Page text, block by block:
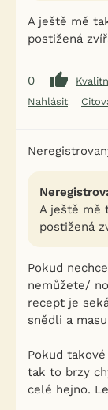
A ještě mě
postižená
0
Nahlásit
A ještě mě
postižená
Pokud
nemůžete/
recept je
snědli a
Pokud
tak to brzy
celé hejno.